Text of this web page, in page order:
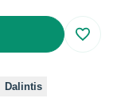
Dalintis